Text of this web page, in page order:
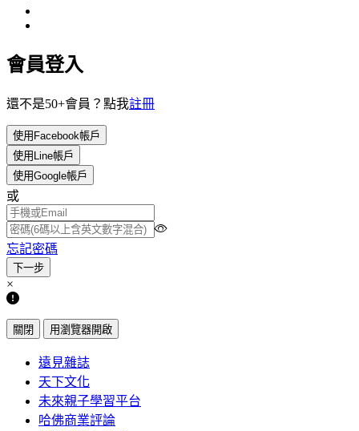
會員登入
還不是50+會員？點我註冊
使用Facebook帳戶
使用Line帳戶
使用Google帳戶
或
忘記密碼
×
關閉 用瀏覽器開啟
遠見雜誌
天下文化
未來親子學習平台
哈佛商業評論